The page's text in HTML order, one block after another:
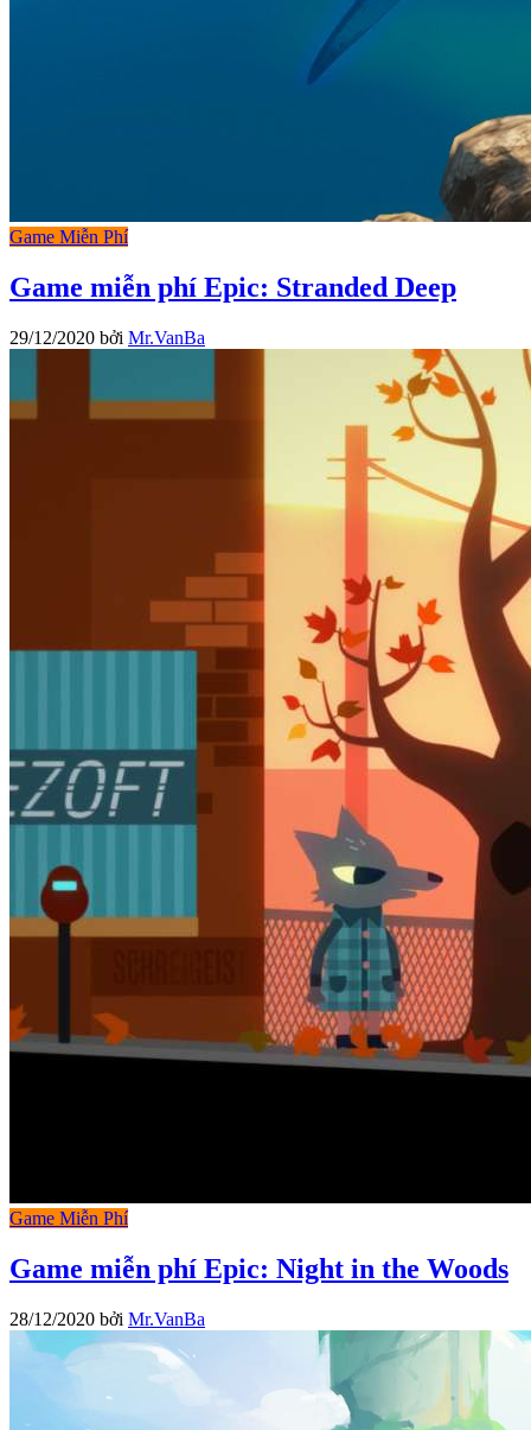
Game Miễn Phí
Game miễn phí Epic: Stranded Deep
29/12/2020 bởi Mr.VanBa
Game Miễn Phí
Game miễn phí Epic: Night in the Woods
28/12/2020 bởi Mr.VanBa